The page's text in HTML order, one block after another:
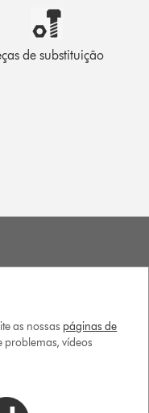
de substituição
as nossas páginas de
problemas, vídeos